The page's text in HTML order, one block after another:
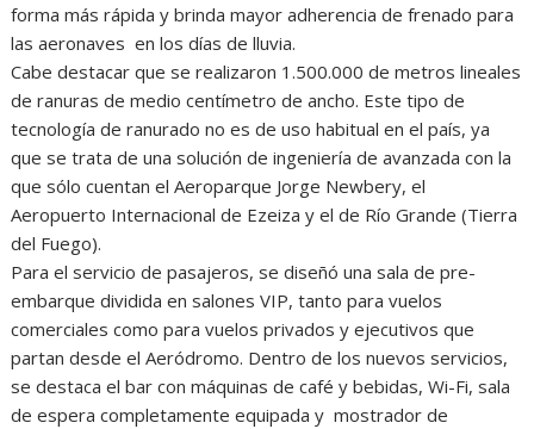
forma más rápida y brinda mayor adherencia de frenado para
las aeronaves en los días de lluvia.
Cabe destacar que se realizaron 1.500.000 de metros lineales
de ranuras de medio centímetro de ancho. Este tipo de
tecnología de ranurado no es de uso habitual en el país, ya
que se trata de una solución de ingeniería de avanzada con la
que sólo cuentan el Aeroparque Jorge Newbery, el
Aeropuerto Internacional de Ezeiza y el de Río Grande (Tierra
del Fuego).
Para el servicio de pasajeros, se diseñó una sala de pre-
embarque dividida en salones VIP, tanto para vuelos
comerciales como para vuelos privados y ejecutivos que
partan desde el Aeródromo. Dentro de los nuevos servicios,
se destaca el bar con máquinas de café y bebidas, Wi-Fi, sala
de espera completamente equipada y mostrador de